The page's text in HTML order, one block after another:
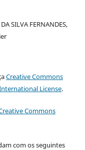
SILVA FERNANDES,
Creative Commons
License.
Commons
com os seguintes